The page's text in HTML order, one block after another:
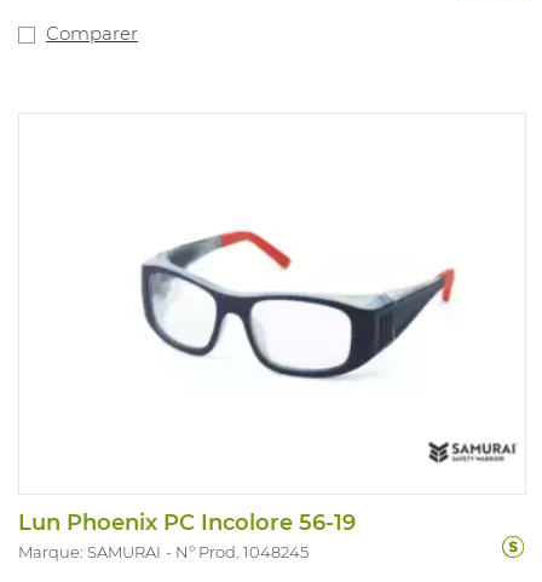
Comparer
Lun Phoenix PC Incolore 56-19
Marque: SAMURAI N° Prod. 1048245